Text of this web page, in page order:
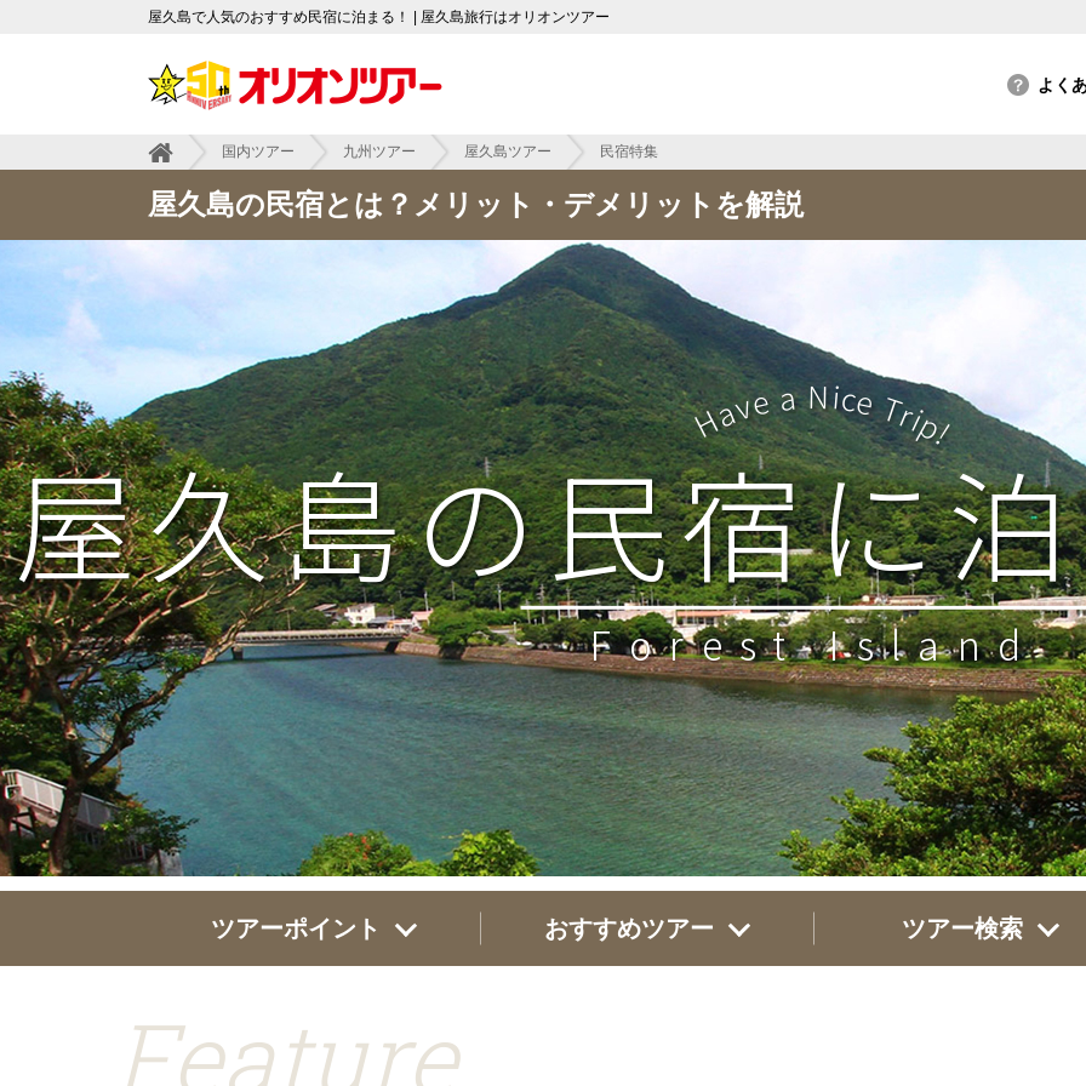
屋久島で人気のおすすめ民宿に泊まる！ | 屋久島旅行はオリオンツアー
国内ツアー 九州ツアー 屋久島ツアー 民宿特集
屋久島の民宿とは？メリット・デメリットを解説
Have a Nice Trip!
屋久島の民宿に
Forest Island
ツアーポイント おすすめツアー ツアー検索
Feature